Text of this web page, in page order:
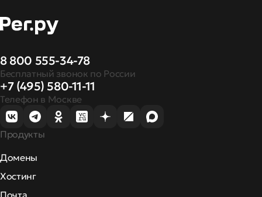
8 800 555-34-78
Бесплатный звонок по России
+7 (495) 580-11-11
Телефон в Москве
Продукты
Домены
Хостинг
Почта